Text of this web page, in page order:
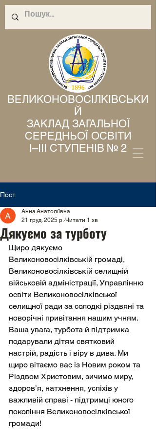
ВЕЛИКОНОВОСІЛКІВСЬКИ
Й
ЗАКЛАД ЗАГАЛЬНОЇ
СЕРЕДНЬОЇ ОСВІТИ
І–ІІІ СТУПЕНІВ № 2
Пост
Дякуємо за турботу
Анна Анатоліївна
21 груд. 2025 р. Читати 1 хв
Щиро дякуємо
Великоновосілківській громаді,
Великоновосілківській селищній
військовій адміністрації, Управлінню
освіти Великоновосілківської
селищної ради за солодкі різдвяні та
новорічні привітання нашим учням.
Ваша увага, турбота й підтримка
подарували дітям святковий
настрій, радість і віру в дива. Ми
щиро вітаємо вас із Новим роком та
Різдвом Христовим, зичимо миру,
здоров’я, натхнення, успіхів у
важливій справі - підтримці юного
покоління Великоновосілківської
громади!